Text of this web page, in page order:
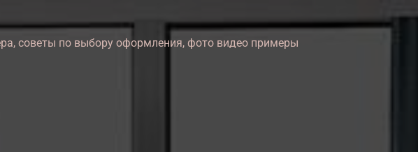
советы по выбору оформления, фото видео примеры